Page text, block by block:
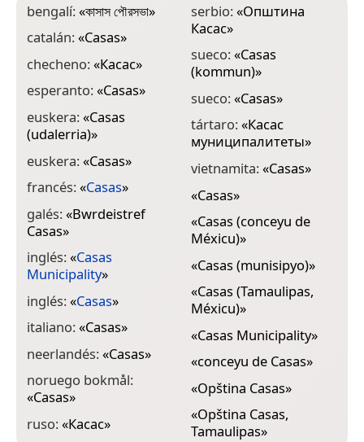
bengalí:«কাসাস পৌরসভা»
catalán:«Casas»
checheno:«Касас»
esperanto:«Casas»
euskera:«Casas
(udalerria)»
euskera:«Casas»
francés:«Casas»
galés:«Bwrdeistref
Casas»
inglés:«Casas
Municipality»
inglés:«Casas»
italiano:«Casas»
neerlandés:«Casas»
noruego bokmål:
«Casas»
ruso:«Касас»
serbio:«Општина
Касас»
sueco:«Casas
(kommun)»
sueco:«Casas»
tártaro:«Касас
муниципалитеты»
vietnamita:«Casas»
«Casas»
«Casas (conceyu de
Méxicu)»
«Casas (munisipyo)»
«Casas (Tamaulipas,
Méxicu)»
«Casas Municipality»
«conceyu de Casas»
«Opština Casas»
«Opština Casas,
Tamaulipas»